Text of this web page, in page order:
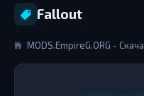
Fallout
MODS.EmpireG.ORG -